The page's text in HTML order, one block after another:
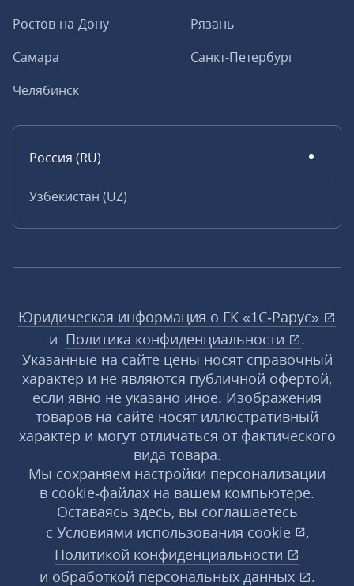
Ростов-на-Дону
Рязань
Самара
Санкт-Петербург
Челябинск
Россия (RU)
Узбекистан (UZ)
Юридическая информация о ГК «1С‑Рарус»
и Политика конфиденциальности
.
Указанные на сайте цены носят справочный
характер и не являются публичной офертой,
если явно не указано иное. Изображения
товаров на сайте носят иллюстративный
характер и могут отличаться от фактического
вида товара.
Мы сохраняем настройки персонализации
в cookie‑файлах на вашем компьютере.
Оставаясь здесь, вы соглашаетесь
с Условиями использования cookie
,
Политикой конфиденциальности
и обработкой персональных данных .